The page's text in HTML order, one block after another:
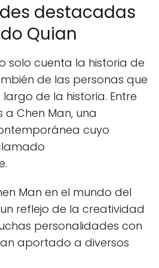
destacadas
Quian
solo cuenta la historia de
de las personas que
de la historia. Entre
Chen Man, una
cuyo
Man en el mundo del
reflejo de la creatividad
personalidades con
aportado a diversos